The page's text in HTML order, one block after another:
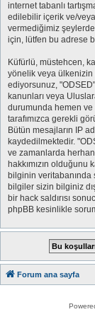
internet tabanlı
edilebilir içerik ve/
vermediğimiz
için, lütfen bu adrese
Küfürlü, müstehcen,
yönelik veya ülkenizin
ediyorsunuz,
kanunları veya
durumunda hemen ve
tarafımızca gerekli
Bütün mesajların IP
kaydedilmektedir.
ve zamanlarda
hakkımızın
bilginin veritabanında
bilgiler sizin bilginiz
bir hack saldırısı
phpBB kesinlikle
Forum ana sayfa